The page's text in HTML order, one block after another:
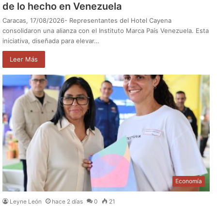
de lo hecho en Venezuela
Caracas, 17/08/2026- Representantes del Hotel Cayena
consolidaron una alianza con el Instituto Marca País Venezuela. Esta
iniciativa, diseñada para elevar…
Leer Más
Economía
Leyne León hace 2 días 0 21